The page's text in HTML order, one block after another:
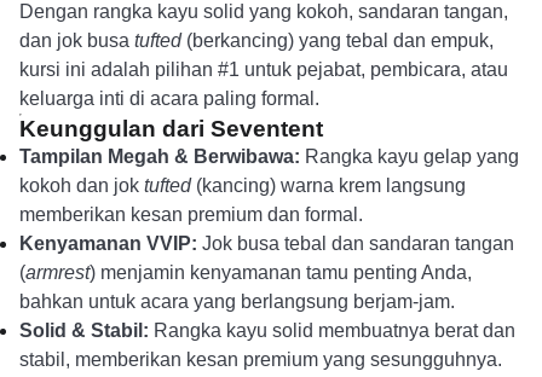
Dengan rangka kayu solid yang kokoh, sandaran tangan,
dan jok busa tufted(berkancing) yang tebal dan empuk,
kursi ini adalah pilihan #1 untuk pejabat, pembicara, atau
keluarga inti di acara paling formal.
Keunggulan dari Seventent
Tampilan Megah & Berwibawa: Rangka kayu gelap yang
kokoh dan jok tufted(kancing) warna krem langsung
memberikan kesan premium dan formal.
Kenyamanan VVIP: Jok busa tebal dan sandaran tangan
(armrest) menjamin kenyamanan tamu penting Anda,
bahkan untuk acara yang berlangsung berjam-jam.
Solid & Stabil: Rangka kayu solid membuatnya berat dan
stabil, memberikan kesan premium yang sesungguhnya.